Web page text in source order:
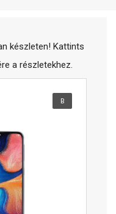
készleten! Kattints
a részletekhez.
B